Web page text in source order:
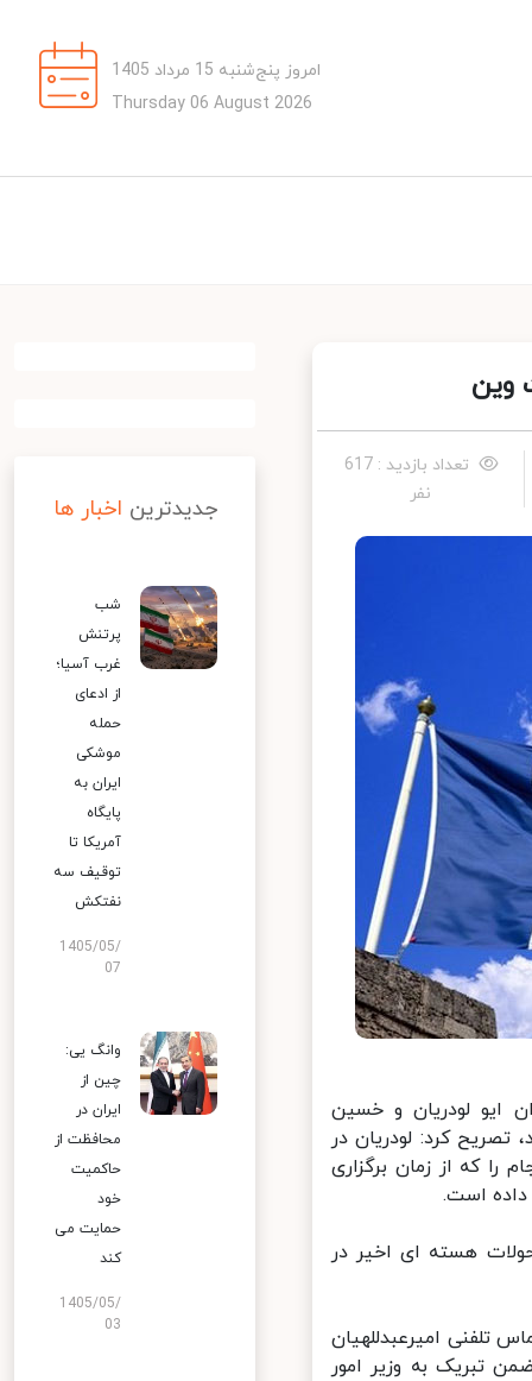
امروز پنج‌شنبه 15 مرداد 1405
Thursday 06 August 2026
تعداد بازدید : 617
نفر
ایو لودریان و خسین
تصریح کرد: لودریان در
که از زمان برگزاری
است.
هسته ای اخیر در
تلفنی امیرعبدللهیان
تبریک به وزیر امور
جدیدترین اخبار ها
شب
پرتنش
غرب آسیا؛
از ادعای
حمله
موشکی
ایران به
پایگاه
آمریکا تا
توقیف سه
نفتکش
1405/05/
07
وانگ یی:
چین از
ایران در
محافظت از
حاکمیت
خود
حمایت می
کند
1405/05/
03